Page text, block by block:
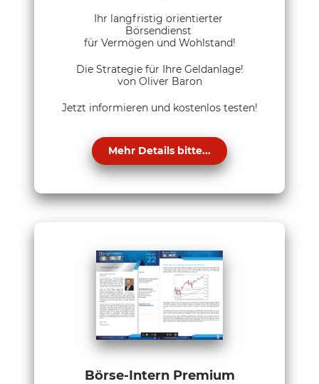
Ihr langfristig orientierter
Börsendienst
für Vermögen und Wohlstand!
Die Strategie für Ihre Geldanlage!
von Oliver Baron
Jetzt informieren und kostenlos testen!
Mehr Details bitte...
Börse-Intern Premium